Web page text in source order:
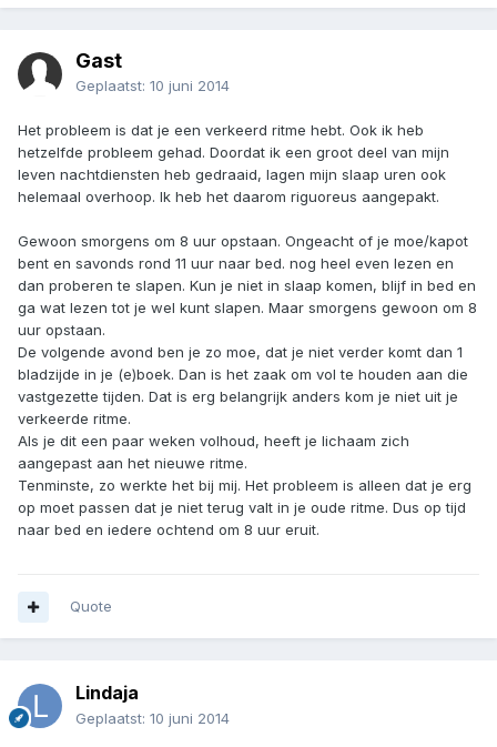
Gast
Geplaatst: 10 juni 2014
Het probleem is dat je een verkeerd ritme hebt. Ook ik heb
hetzelfde probleem gehad. Doordat ik een groot deel van mijn
leven nachtdiensten heb gedraaid, lagen mijn slaap uren ook
helemaal overhoop. Ik heb het daarom riguoreus aangepakt.
Gewoon smorgens om 8 uur opstaan. Ongeacht of je moe/kapot
bent en savonds rond 11 uur naar bed. nog heel even lezen en
dan proberen te slapen. Kun je niet in slaap komen, blijf in bed en
ga wat lezen tot je wel kunt slapen. Maar smorgens gewoon om 8
uur opstaan.
De volgende avond ben je zo moe, dat je niet verder komt dan 1
bladzijde in je (e)boek. Dan is het zaak om vol te houden aan die
vastgezette tijden. Dat is erg belangrijk anders kom je niet uit je
verkeerde ritme.
Als je dit een paar weken volhoud, heeft je lichaam zich
aangepast aan het nieuwe ritme.
Tenminste, zo werkte het bij mij. Het probleem is alleen dat je erg
op moet passen dat je niet terug valt in je oude ritme. Dus op tijd
naar bed en iedere ochtend om 8 uur eruit.
Quote
Lindaja
Geplaatst: 10 juni 2014